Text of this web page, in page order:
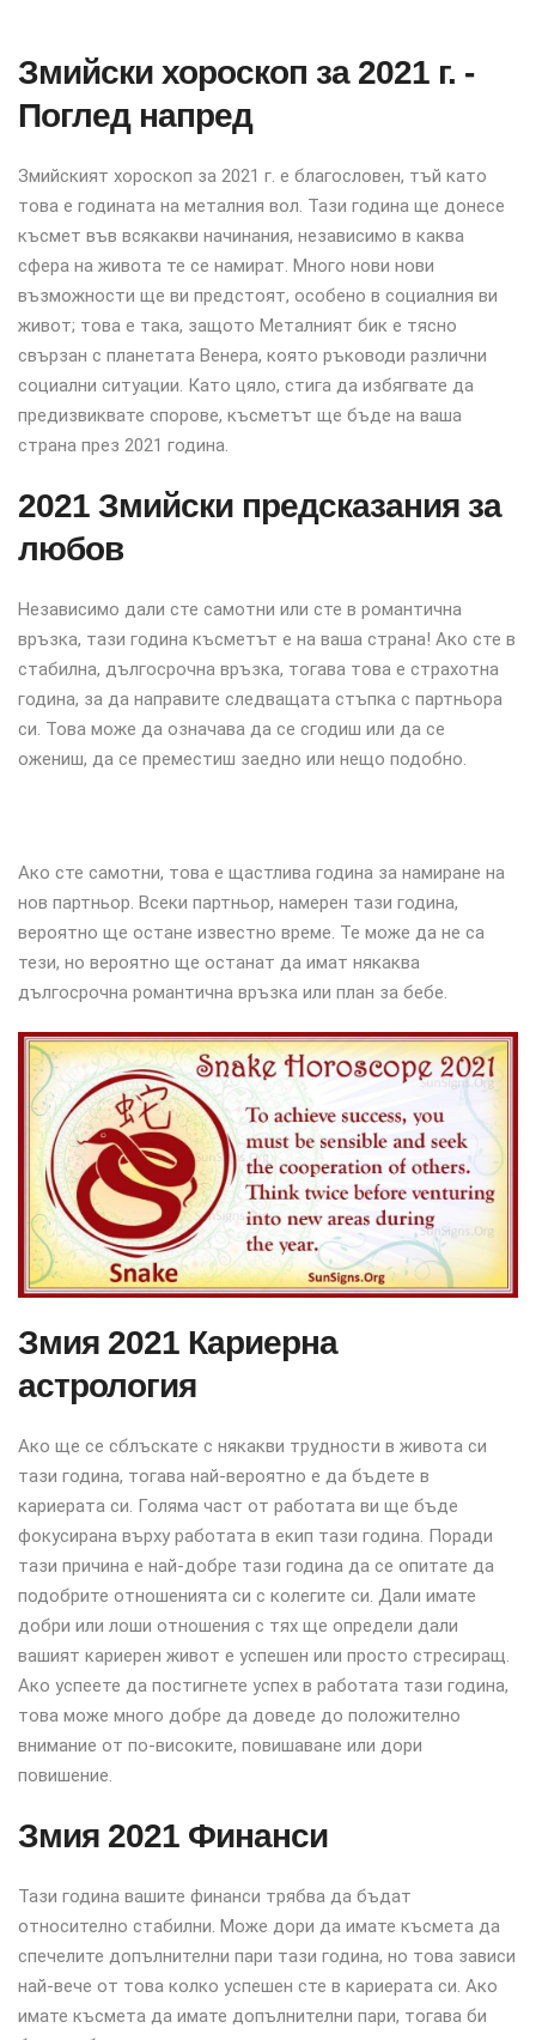
Змийски хороскоп за 2021 г. -
Поглед напред
Змийският хороскоп за 2021 г. е благословен, тъй като
това е годината на металния вол. Тази година ще донесе
късмет във всякакви начинания, независимо в каква
сфера на живота те се намират. Много нови нови
възможности ще ви предстоят, особено в социалния ви
живот; това е така, защото Металният бик е тясно
свързан с планетата Венера, която ръководи различни
социални ситуации. Като цяло, стига да избягвате да
предизвиквате спорове, късметът ще бъде на ваша
страна през 2021 година.
2021 Змийски предсказания за
любов
Независимо дали сте самотни или сте в романтична
връзка, тази година късметът е на ваша страна! Ако сте в
стабилна, дългосрочна връзка, тогава това е страхотна
година, за да направите следващата стъпка с партньора
си. Това може да означава да се сгодиш или да се
ожениш, да се преместиш заедно или нещо подобно.
Ако сте самотни, това е щастлива година за намиране на
нов партньор. Всеки партньор, намерен тази година,
вероятно ще остане известно време. Те може да не са
тези, но вероятно ще останат да имат някаква
дългосрочна романтична връзка или план за бебе.
Змия 2021 Кариерна
астрология
Ако ще се сблъскате с някакви трудности в живота си
тази година, тогава най-вероятно е да бъдете в
кариерата си. Голяма част от работата ви ще бъде
фокусирана върху работата в екип тази година. Поради
тази причина е най-добре тази година да се опитате да
подобрите отношенията си с колегите си. Дали имате
добри или лоши отношения с тях ще определи дали
вашият кариерен живот е успешен или просто стресиращ.
Ако успеете да постигнете успех в работата тази година,
това може много добре да доведе до положително
внимание от по-високите, повишаване или дори
повишение.
Змия 2021 Финанси
Тази година вашите финанси трябва да бъдат
относително стабилни. Може дори да имате късмета да
спечелите допълнителни пари тази година, но това зависи
най-вече от това колко успешен сте в кариерата си. Ако
имате късмета да имате допълнителни пари, тогава би